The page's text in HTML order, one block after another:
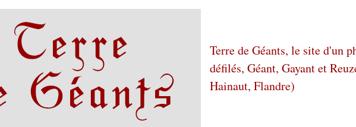
Terre de Géants, le site d'un
défilés, Géant, Gayant et
Hainaut, Flandre)